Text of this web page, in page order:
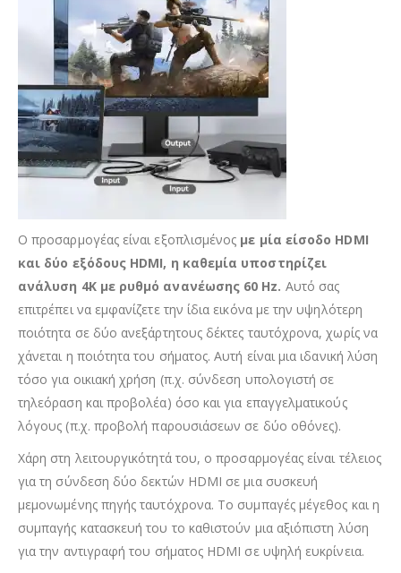
Ο προσαρμογέας είναι εξοπλισμένος με μία είσοδο HDMI
και δύο εξόδους HDMI, η καθεμία υποστηρίζει
ανάλυση 4K με ρυθμό ανανέωσης 60 Hz. Αυτό σας
επιτρέπει να εμφανίζετε την ίδια εικόνα με την υψηλότερη
ποιότητα σε δύο ανεξάρτητους δέκτες ταυτόχρονα, χωρίς να
χάνεται η ποιότητα του σήματος. Αυτή είναι μια ιδανική λύση
τόσο για οικιακή χρήση (π.χ. σύνδεση υπολογιστή σε
τηλεόραση και προβολέα) όσο και για επαγγελματικούς
λόγους (π.χ. προβολή παρουσιάσεων σε δύο οθόνες).
Χάρη στη λειτουργικότητά του, ο προσαρμογέας είναι τέλειος
για τη σύνδεση δύο δεκτών HDMI σε μια συσκευή
μεμονωμένης πηγής ταυτόχρονα. Το συμπαγές μέγεθος και η
συμπαγής κατασκευή του το καθιστούν μια αξιόπιστη λύση
για την αντιγραφή του σήματος HDMI σε υψηλή ευκρίνεια.